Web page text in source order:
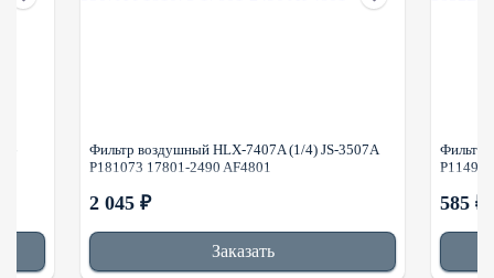
Фильтр воздушный HLX-7407A (1/4) JS-3507A
P181073 17801-2490 AF4801
2 045 ₽
Заказать
Фильтр
P114931
585 ₽